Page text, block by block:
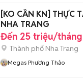
[KO CẦN KN] THỰC
NHA TRANG
Đến 25 triệu/tháng
Thành phố Nha Trang
Megas Phương Thảo